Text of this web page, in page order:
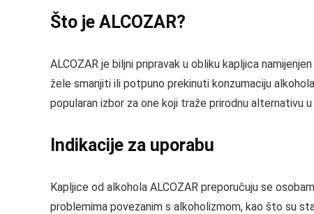
Što je ALCOZAR?
ALCOZAR je biljni pripravak u obliku kapljica
žele smanjiti ili potpuno prekinuti konzumaciju
popularan izbor za one koji traže prirodnu alternativu
Indikacije za uporabu
Kapljice od alkohola ALCOZAR preporučuju se
problemima povezanim s alkoholizmom, kao što su